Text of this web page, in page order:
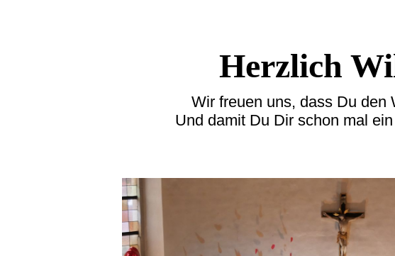
Herzlich
Wir freuen uns, dass Du den
Und damit Du Dir schon mal